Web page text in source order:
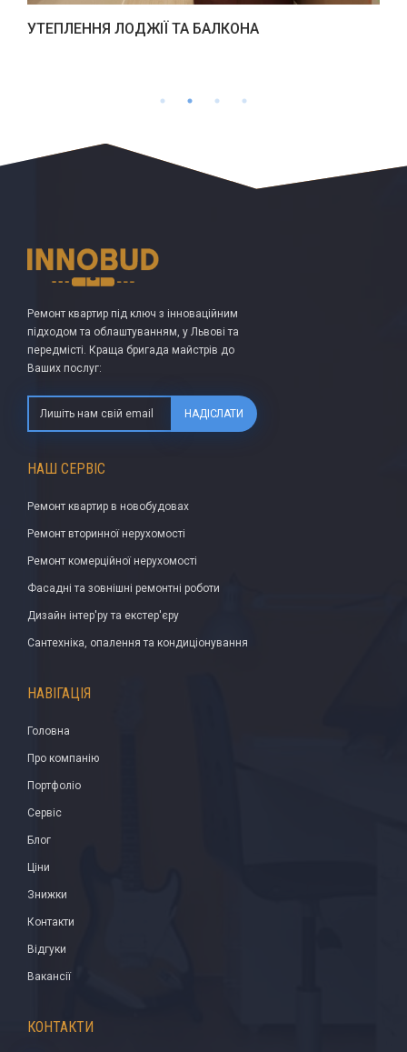
УТЕПЛЕННЯ ЛОДЖІЇ ТА БАЛКОНА
Ремонт квартир під ключ з інноваційним
підходом та облаштуванням, у Львові та
передмісті. Краща бригада майстрів до
Ваших послуг:
НАДІСЛАТИ
НАШ СЕРВІС
Ремонт квартир в новобудовах
Ремонт вторинної нерухомості
Ремонт комерційної нерухомості
Фасадні та зовнішні ремонтні роботи
Дизайн інтер'ру та екстер'єру
Сантехніка, опалення та кондиціонування
НАВІГАЦІЯ
Головна
Про компанію
Портфоліо
Сервіс
Блог
Ціни
Знижки
Контакти
Відгуки
Вакансії
КОНТАКТИ